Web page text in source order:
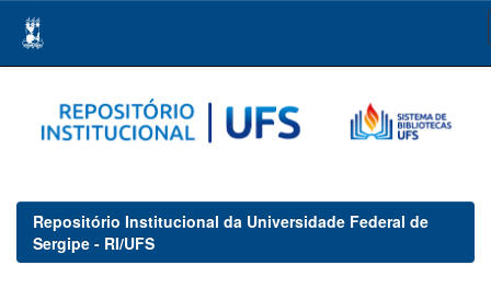
navigation
Repositório Institucional da Universidade Federal de
Sergipe - RI/UFS